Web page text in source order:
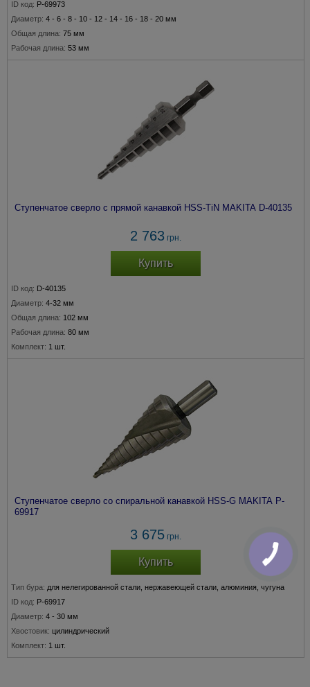
ID код: P-69973
Диаметр: 4 - 6 - 8 - 10 - 12 - 14 - 16 - 18 - 20 мм
Общая длина: 75 мм
Рабочая длина: 53 мм
Ступенчатое сверло с прямой канавкой HSS-TiN MAKITA D-40135
2 763 грн.
Купить
ID код: D-40135
Диаметр: 4-32 мм
Общая длина: 102 мм
Рабочая длина: 80 мм
Комплект: 1 шт.
Ступенчатое сверло со спиральной канавкой HSS-G MAKITA P-
69917
3 675 грн.
Купить
Тип бура: для нелегированной стали, нержавеющей стали, алюминия, чугуна
ID код: P-69917
Диаметр: 4 - 30 мм
Хвостовик: цилиндрический
Комплект: 1 шт.